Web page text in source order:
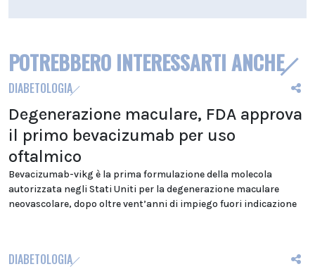
POTREBBERO INTERESSARTI ANCHE
DIABETOLOGIA
Degenerazione maculare, FDA approva
il primo bevacizumab per uso
oftalmico
Bevacizumab-vikg è la prima formulazione della molecola
autorizzata negli Stati Uniti per la degenerazione maculare
neovascolare, dopo oltre vent’anni di impiego fuori indicazione
DIABETOLOGIA